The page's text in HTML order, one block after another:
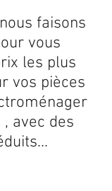
faisons
vous
les plus
vos pièces
avec des